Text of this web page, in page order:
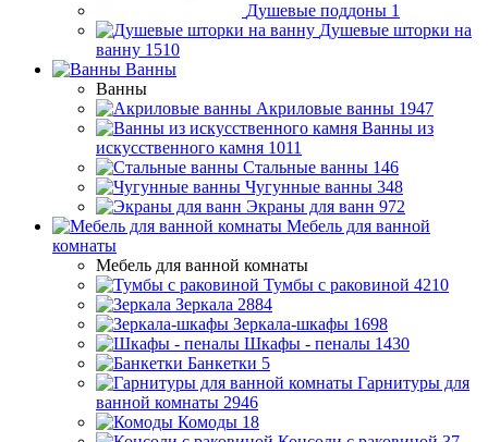
Душевые поддоны 1
Душевые шторки на
ванну 1510
Ванны
Ванны
Акриловые ванны 1947
Ванны из
искусственного камня 1011
Стальные ванны 146
Чугунные ванны 348
Экраны для ванн 972
Мебель для ванной
комнаты
Мебель для ванной комнаты
Тумбы с раковиной 4210
Зеркала 2884
Зеркала-шкафы 1698
Шкафы - пеналы 1430
Банкетки 5
Гарнитуры для
ванной комнаты 2946
Комоды 18